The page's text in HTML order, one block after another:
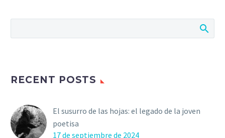
RECENT POSTS
El susurro de las hojas: el legado de la joven
poetisa
17 de septiembre de 2024